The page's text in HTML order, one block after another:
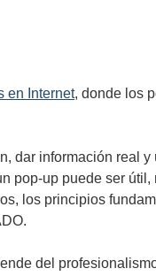
en Internet, donde los
dar información real
pop-up puede ser
los principios
del